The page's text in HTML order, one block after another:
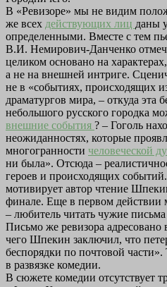
В «Ревизоре» мы не видим
же всех действующих лиц даны
определенными. Вместе с тем
В.И. Немирович-Данченко
целиком основано на
а не на внешней интриге.
не в «событиях, происходящих
драматургов мира, – откуда эта
небольшого русского городка
внешние события ? – Гоголь
неожиданностях, которые
многогранности человеческой
ни была». Отсюда –
героев и происходящих
мотивирует автор чтение
финале. Еще в первом действии
– любитель читать чужие
Письмо же ревизора
чего Шпекин заключил, что
беспорядки по почтовой
в развязке комедии.
В сюжете комедии отсутствует